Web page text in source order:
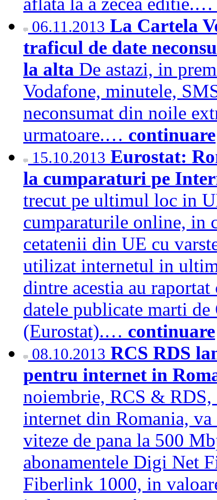
06.11.2013 La Cartela
traficul de date
la alta De astazi, in
Vodafone, minutele,
neconsumat din noile
urmatoare.… continuare
15.10.2013 Eurostat:
la cumparaturi pe
trecut pe ultimul loc in
cumparaturile online, in
cetatenii din UE cu
utilizat internetul in
dintre acestia au
datele publicate marti
(Eurostat).… continuare
08.10.2013 RCS RDS
pentru internet in
noiembrie, RCS &
internet din Romania,
viteze de pana la 500
abonamentele Digi Net
Fiberlink 1000, in